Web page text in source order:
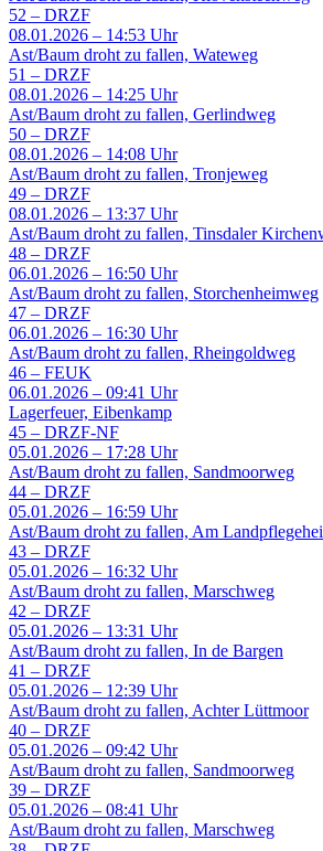
52 – DRZF
08.01.2026 – 14:53 Uhr
Ast/Baum droht zu fallen, Wateweg
51 – DRZF
08.01.2026 – 14:25 Uhr
Ast/Baum droht zu fallen, Gerlindweg
50 – DRZF
08.01.2026 – 14:08 Uhr
Ast/Baum droht zu fallen, Tronjeweg
49 – DRZF
08.01.2026 – 13:37 Uhr
Ast/Baum droht zu fallen, Tinsdaler
48 – DRZF
06.01.2026 – 16:50 Uhr
Ast/Baum droht zu fallen, Storchenheimweg
47 – DRZF
06.01.2026 – 16:30 Uhr
Ast/Baum droht zu fallen, Rheingoldweg
46 – FEUK
06.01.2026 – 09:41 Uhr
Lagerfeuer, Eibenkamp
45 – DRZF-NF
05.01.2026 – 17:28 Uhr
Ast/Baum droht zu fallen, Sandmoorweg
44 – DRZF
05.01.2026 – 16:59 Uhr
Ast/Baum droht zu fallen, Am
43 – DRZF
05.01.2026 – 16:32 Uhr
Ast/Baum droht zu fallen, Marschweg
42 – DRZF
05.01.2026 – 13:31 Uhr
Ast/Baum droht zu fallen, In de Bargen
41 – DRZF
05.01.2026 – 12:39 Uhr
Ast/Baum droht zu fallen, Achter Lüttmoor
40 – DRZF
05.01.2026 – 09:42 Uhr
Ast/Baum droht zu fallen, Sandmoorweg
39 – DRZF
05.01.2026 – 08:41 Uhr
Ast/Baum droht zu fallen, Marschweg